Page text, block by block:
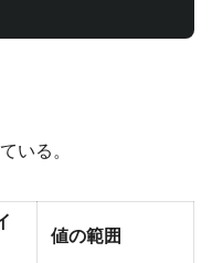
いる。
値の範囲